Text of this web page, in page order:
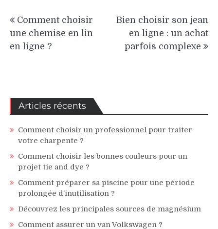
de
l’article
Comment choisir
une chemise en lin
en ligne ?
Bien choisir son jean
en ligne : un achat
parfois complexe
Articles récents
Comment choisir un professionnel pour traiter
votre charpente ?
Comment choisir les bonnes couleurs pour un
projet tie and dye ?
Comment préparer sa piscine pour une période
prolongée d’inutilisation ?
Découvrez les principales sources de magnésium
Comment assurer un van Volkswagen ?